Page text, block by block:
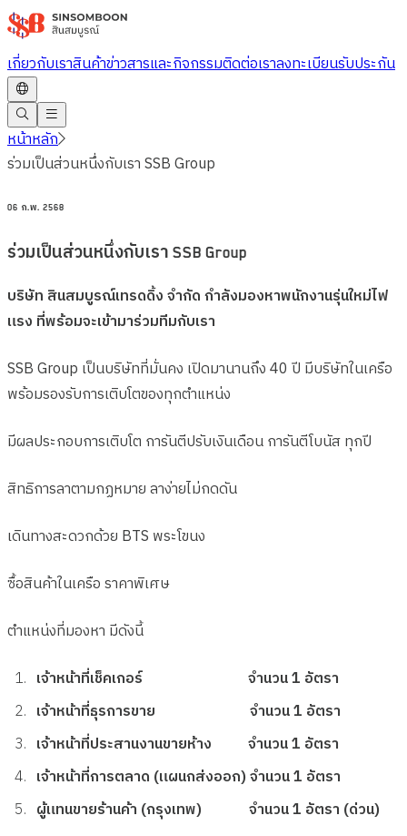
ข้าม
ไป
ยัง
เนื้อหา
หลัก
เกี่ยวกับเราสินค้าข่าวสารและกิจกรรมติดต่อเราลงทะเบียนรับประกัน
หน้าหลัก
ร่วมเป็นส่วนหนึ่งกับเรา SSB Group
06 ก.พ. 2568
ร่วมเป็นส่วนหนึ่งกับเรา SSB Group
บริษัท สินสมบูรณ์เทรดดิ้ง จำกัด กำลังมองหาพนักงานรุ่นใหม่ไฟ
แรง ที่พร้อมจะเข้ามาร่วมทีมกับเรา
SSB Group เป็นบริษัทที่มั่นคง เปิดมานานถึง 40 ปี มีบริษัทในเครือ
พร้อมรองรับการเติบโตของทุกตำแหน่ง
มีผลประกอบการเติบโต การันตีปรับเงินเดือน การันตีโบนัส ทุกปี
สิทธิการลาตามกฏหมาย ลาง่ายไม่กดดัน
เดินทางสะดวกด้วย BTS พระโขนง
ซื้อสินค้าในเครือ ราคาพิเศษ
ตำแหน่งที่มองหา มีดังนี้
เจ้าหน้าที่เช็คเกอร์ จำนวน 1 อัตรา
เจ้าหน้าที่ธุรการขาย จำนวน 1 อัตรา
เจ้าหน้าที่ประสานงานขายห้าง จำนวน 1 อัตรา
เจ้าหน้าที่การตลาด (แผนกส่งออก) จำนวน 1 อัตรา
ผู้แทนขายร้านค้า (กรุงเทพ) จำนวน 1 อัตรา (ด่วน)